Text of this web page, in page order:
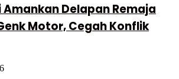
Amankan Delapan Remaja
Motor, Cegah Konflik